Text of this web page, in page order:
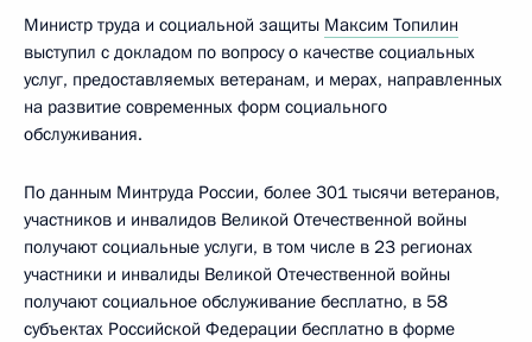
Министр труда и социальной защиты Максим Топилин
выступил с докладом по вопросу о качестве социальных
услуг, предоставляемых ветеранам, и мерах, направленных
на развитие современных форм социального
обслуживания.
По данным Минтруда России, более 301 тысячи ветеранов,
участников и инвалидов Великой Отечественной войны
получают социальные услуги, в том числе в 23 регионах
участники и инвалиды Великой Отечественной войны
получают социальное обслуживание бесплатно, в 58
субъектах Российской Федерации бесплатно в форме